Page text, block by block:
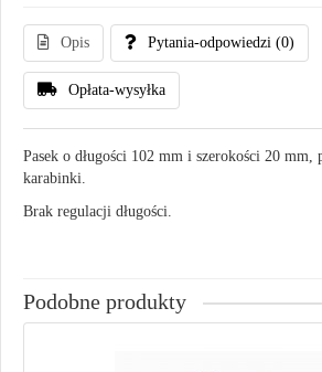
Opis Pytania-odpowiedzi (0)
Opłata-wysyłka
Pasek o długości 102 mm i szerokości 20 mm,
karabinki.
Brak regulacji długości.
Podobne produkty